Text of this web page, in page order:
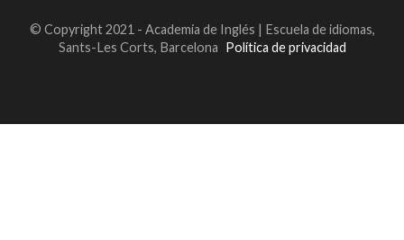
© Copyright 2021 - Academia de Inglés | Escuela de idiomas,
Sants-Les Corts, Barcelona Política de privacidad